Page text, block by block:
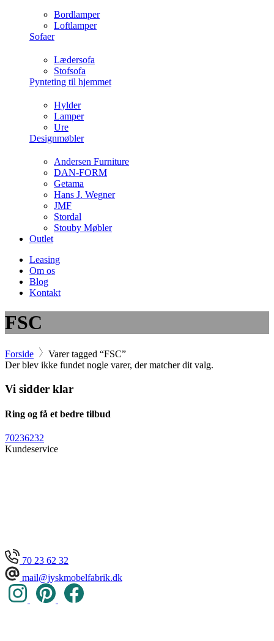
Bordlamper
Loftlamper
Sofaer
Lædersofa
Stofsofa
Pynteting til hjemmet
Hylder
Lamper
Ure
Designmøbler
Andersen Furniture
DAN-FORM
Getama
Hans J. Wegner
JMF
Stordal
Stouby Møbler
Outlet
Leasing
Om os
Blog
Kontakt
FSC
Forside
Varer tagged “FSC”
Der blev ikke fundet nogle varer, der matcher dit valg.
Vi sidder klar
Ring og få et bedre tilbud
70236232
Kundeservice
70 23 62 32
mail@jyskmobelfabrik.dk